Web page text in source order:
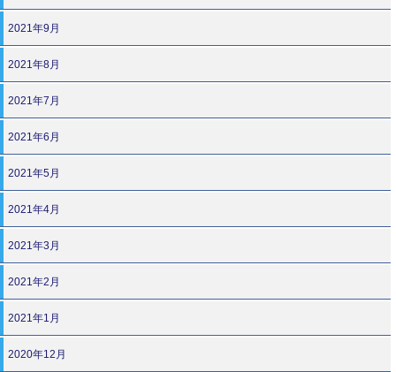
2021年9月
2021年8月
2021年7月
2021年6月
2021年5月
2021年4月
2021年3月
2021年2月
2021年1月
2020年12月